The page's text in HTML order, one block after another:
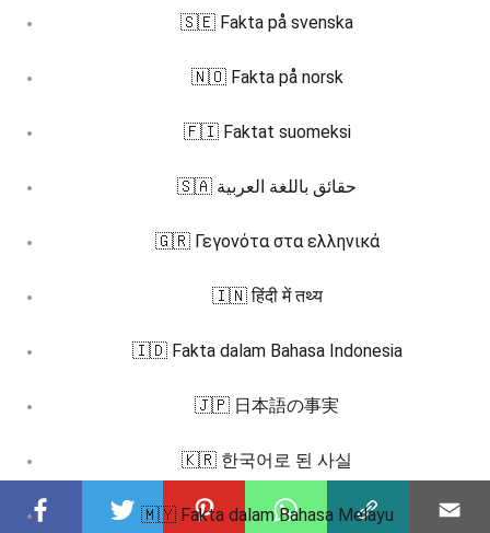
🇸🇪 Fakta på svenska
🇳🇴 Fakta på norsk
🇫🇮 Faktat suomeksi
🇸🇦 حقائق باللغة العربية
🇬🇷 Γεγονότα στα ελληνικά
🇮🇳 हिंदी में तथ्य
🇮🇩 Fakta dalam Bahasa Indonesia
🇯🇵 日本語の事実
🇰🇷 한국어로 된 사실
🇲🇾 Fakta dalam Bahasa Melayu